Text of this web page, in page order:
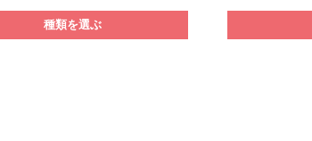
種類を選ぶ